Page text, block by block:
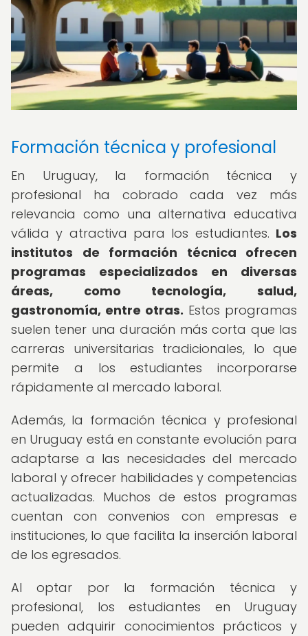
Formación técnica y profesional
En Uruguay, la formación técnica y
profesional ha cobrado cada vez más
relevancia como una alternativa educativa
válida y atractiva para los estudiantes. Los
institutos de formación técnica ofrecen
programas especializados en diversas
áreas, como tecnología, salud,
gastronomía, entre otras. Estos programas
suelen tener una duración más corta que las
carreras universitarias tradicionales, lo que
permite a los estudiantes incorporarse
rápidamente al mercado laboral.
Además, la formación técnica y profesional
en Uruguay está en constante evolución para
adaptarse a las necesidades del mercado
laboral y ofrecer habilidades y competencias
actualizadas. Muchos de estos programas
cuentan con convenios con empresas e
instituciones, lo que facilita la inserción laboral
de los egresados.
Al optar por la formación técnica y
profesional, los estudiantes en Uruguay
pueden adquirir conocimientos prácticos y